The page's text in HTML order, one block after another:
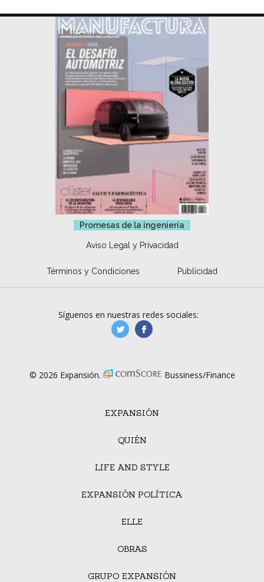
Promesas de la ingeniería
Aviso Legal y Privacidad
Términos y Condiciones Publicidad
EXPANSIÓN
QUIÉN
LIFE AND STYLE
EXPANSIÓN POLÍTICA
ELLE
OBRAS
GRUPO EXPANSIÓN
Síguenos en nuestras redes sociales:
manufacturaGE
© 2026 Expansión. Bussiness/Finance